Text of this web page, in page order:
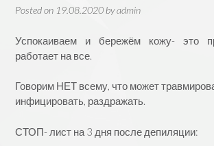
Posted on 19.08.2020 byadmin
Успокаиваем и бережём кожу- это
работает на все.
Говорим НЕТ всему, что может
инфицировать, раздражать.
СТОП- лист на 3 дня после депиляции: